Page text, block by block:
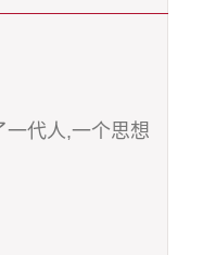
代人,一个思想